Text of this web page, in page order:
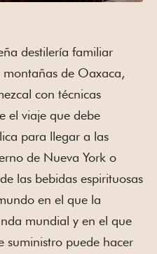
destilería familiar
montañas de Oaxaca,
con técnicas
el viaje que debe
para llegar a las
de Nueva York o
las bebidas espirituosas
en el que la
mundial y en el que
suministro puede hacer